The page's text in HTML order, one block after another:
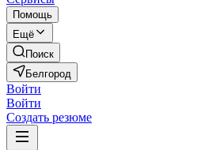
Помощь
Ещё
Поиск
Белгород
Войти
Войти
Создать резюме